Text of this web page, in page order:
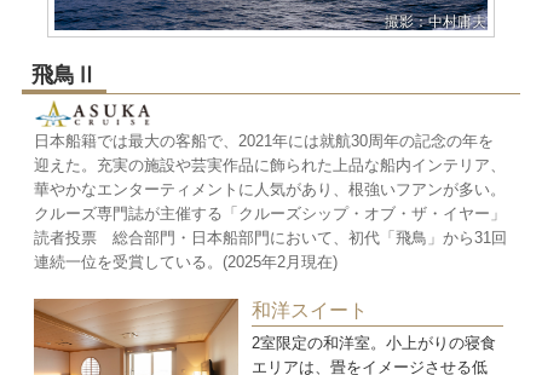
撮影：中村庸夫
飛鳥Ⅱ
日本船籍では最大の客船で、2021年には就航30周年の記念の年を
迎えた。充実の施設や芸実作品に飾られた上品な船内インテリア、
華やかなエンターティメントに人気があり、根強いフアンが多い。
クルーズ専門誌が主催する「クルーズシップ・オブ・ザ・イヤー」
読者投票 総合部門・日本船部門において、初代「飛鳥」から31回
連続一位を受賞している。(2025年2月現在)
和洋スイート
2室限定の和洋室。小上がりの寝食
エリアは、畳をイメージさせる低